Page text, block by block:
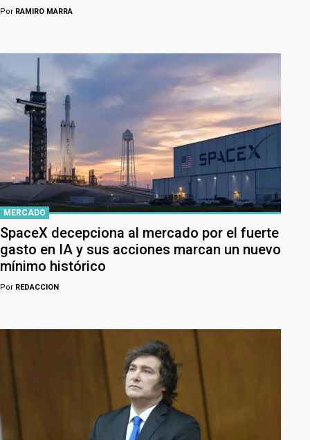
Por RAMIRO MARRA
MERCADO
SpaceX decepciona al mercado por el fuerte
gasto en IA y sus acciones marcan un nuevo
mínimo histórico
Por REDACCION